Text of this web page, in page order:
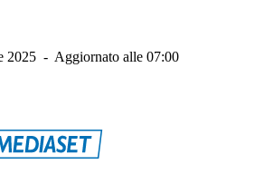
2025 - Aggiornato alle 07:00